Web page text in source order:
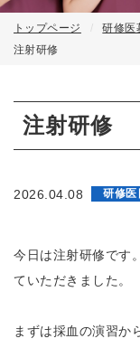
トップページ 研修医
注射研修
注射研修
2026.04.08 研修医
今日は注射研修です
ていただきました。
まずは採血の演習か